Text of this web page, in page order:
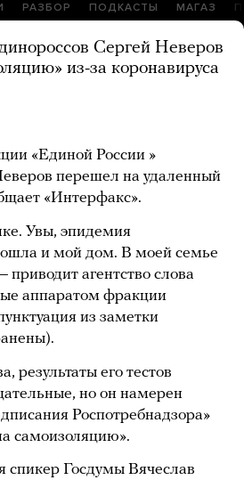
РАЗБОР ПОДКАСТЫ МАГАЗ
Сергей Неверов
из-за коронавируса
«Единой России »
перешел на удаленный
«Интерфакс».
Увы, эпидемия
и мой дом. В моей семье
приводит агентство слова
аппаратом фракции
из заметки
результаты его тестов
но он намерен
Роспотребнадзора»
самоизоляцию».
спикер Госдумы Вячеслав